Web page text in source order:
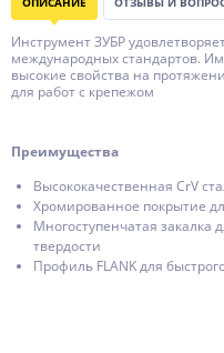
Инструмент ЗУБР
международных стандартов.
высокие свойства на
для работ с крепежом
Преимущества
Высококачественная CrV
Хромированное покрытие
Многоступенчатая закалка
твердости
Профиль FLANK для